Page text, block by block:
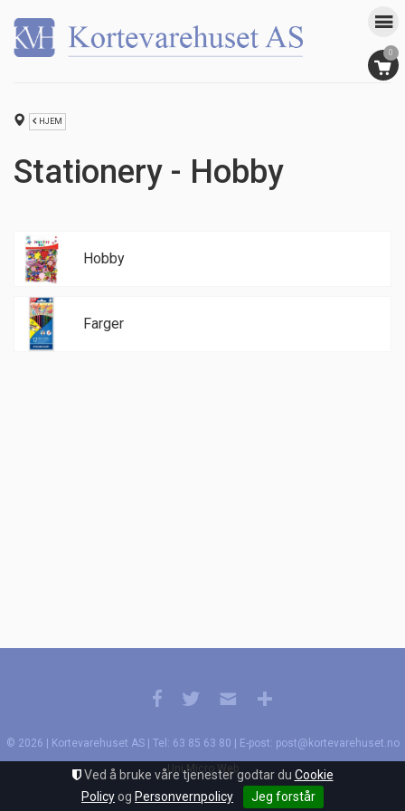
Ved å bruke våre tjenester godtar du Cookie
Policyog Personvernpolicy Jeg forstår
0
HJEM
Stationery - Hobby
Hobby
Farger
© 2026 | Kortevarehuset AS | Tel: 63 85 63 80 | E-post: post@kortevarehuset.no
Uni Micro Web